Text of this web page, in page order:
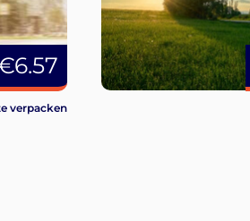
verpacken